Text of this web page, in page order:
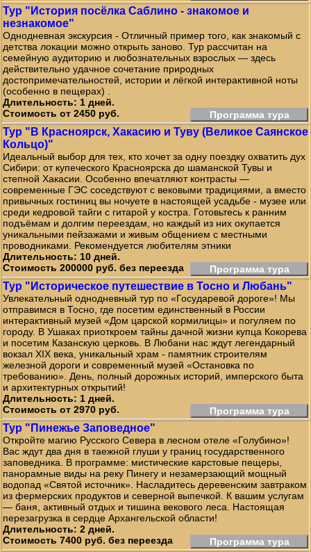
Тур "История посёлка Саблино - знакомое и
незнакомое"
Однодневная экскурсия - Отличный пример того, как знакомый с
детства локации можно открыть заново. Тур рассчитан на
семейную аудиторию и любознательных взрослых — здесь
действительно удачное сочетание природных
достопримечательностей, истории и лёгкой интерактивной ноты
(особенно в пещерах) .
Длительность: 1 дней.
Стоимость от 2450 руб.
Программа тура
Тур "В Красноярск, Хакасию и Туву (Великое Саянское
Кольцо)"
Идеальный выбор для тех, кто хочет за одну поездку охватить дух
Сибири: от купеческого Красноярска до шаманской Тувы и
степной Хакасии. Особенно впечатляют контрасты —
современные ГЭС соседствуют с вековыми традициями, а вместо
привычных гостиниц вы ночуете в настоящей усадьбе - музее или
среди кедровой тайги с гитарой у костра. Готовьтесь к ранним
подъёмам и долгим переездам, но каждый из них окупается
уникальными пейзажами и живым общением с местными
проводниками. Рекомендуется любителям этники
Длительность: 10 дней.
Стоимость 200000 руб. без переезда
Программа тура
Тур "Историческое путешествие в Тосно и Любань"
Увлекательный однодневный тур по «Государевой дороге»! Мы
отправимся в Тосно, где посетим единственный в России
интерактивный музей «Дом царской кормилицы» и погуляем по
городу. В Ушаках приоткроем тайны дачной жизни купца Кокорева
и посетим Казанскую церковь. В Любани нас ждут легендарный
вокзал XIX века, уникальный храм - памятник строителям
железной дороги и современный музей «Остановка по
требованию». День, полный дорожных историй, имперского быта
и архитектурных открытий!
Длительность: 1 дней.
Стоимость от 2970 руб.
Программа тура
Тур "Пинежье Заповедное"
Откройте магию Русского Севера в лесном отеле «Голубино»!
Вас ждут два дня в таежной глуши у границ государственного
заповедника. В программе: мистические карстовые пещеры,
панорамные виды на реку Пинегу и незамерзающий мощный
водопад «Святой источник». Насладитесь деревенским завтраком
из фермерских продуктов и северной выпечкой. К вашим услугам
— баня, активный отдых и тишина векового леса. Настоящая
перезагрузка в сердце Архангельской области!
Длительность: 2 дней.
Стоимость 7400 руб. без переезда
Программа тура